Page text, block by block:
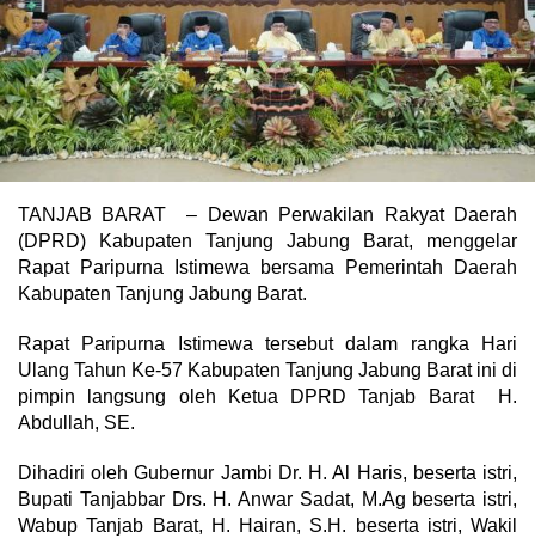
TANJAB BARAT – Dewan Perwakilan Rakyat Daerah
(DPRD) Kabupaten Tanjung Jabung Barat, menggelar
Rapat Paripurna Istimewa bersama Pemerintah Daerah
Kabupaten Tanjung Jabung Barat.
Rapat Paripurna Istimewa tersebut dalam rangka Hari
Ulang Tahun Ke-57 Kabupaten Tanjung Jabung Barat ini di
pimpin langsung oleh Ketua DPRD Tanjab Barat H.
Abdullah, SE.
Dihadiri oleh Gubernur Jambi Dr. H. Al Haris, beserta istri,
Bupati Tanjabbar Drs. H. Anwar Sadat, M.Ag beserta istri,
Wabup Tanjab Barat, H. Hairan, S.H. beserta istri, Wakil